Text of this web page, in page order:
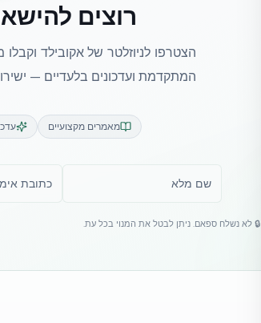
רוצים
הצטרפו לניוזלטר של אקובילד
המתקדמת ועדכונים בלעדיים —
מאמרים מקצועיים
🔒 לא נשלח ספאם. ניתן לבטל את המנוי בכל עת.